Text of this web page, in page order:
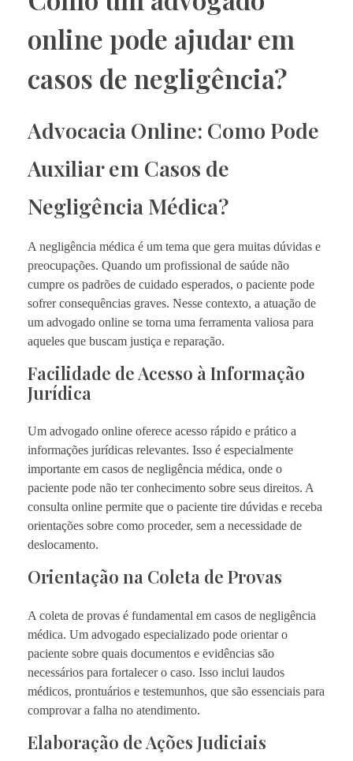
online pode ajudar em
casos de negligência?
Advocacia Online: Como Pode
Auxiliar em Casos de
Negligência Médica?
A negligência médica é um tema que gera muitas dúvidas e
preocupações. Quando um profissional de saúde não
cumpre os padrões de cuidado esperados, o paciente pode
sofrer consequências graves. Nesse contexto, a atuação de
um advogado online se torna uma ferramenta valiosa para
aqueles que buscam justiça e reparação.
Facilidade de Acesso à Informação
Jurídica
Um advogado online oferece acesso rápido e prático a
informações jurídicas relevantes. Isso é especialmente
importante em casos de negligência médica, onde o
paciente pode não ter conhecimento sobre seus direitos. A
consulta online permite que o paciente tire dúvidas e receba
orientações sobre como proceder, sem a necessidade de
deslocamento.
Orientação na Coleta de Provas
A coleta de provas é fundamental em casos de negligência
médica. Um advogado especializado pode orientar o
paciente sobre quais documentos e evidências são
necessários para fortalecer o caso. Isso inclui laudos
médicos, prontuários e testemunhos, que são essenciais para
comprovar a falha no atendimento.
Elaboração de Ações Judiciais